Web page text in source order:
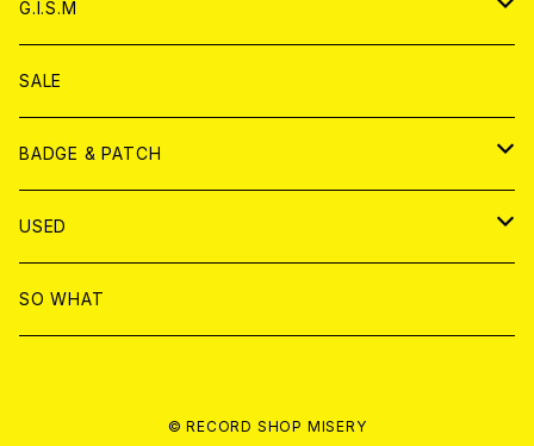
ANALOG
アナログ
DVD
T-shirt & WEAR
G.I.S.M
CD
ANALOG
T-SHIRT & WEAR
DVD
SALE
BADGE & PATCH
BADGE
PATCH
USED
書籍
SO WHAT
© RECORD SHOP MISERY